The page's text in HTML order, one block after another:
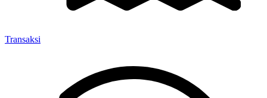
Transaksi